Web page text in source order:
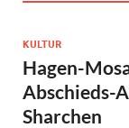
KULTUR
Hagen-
Abschieds-
Sharchen